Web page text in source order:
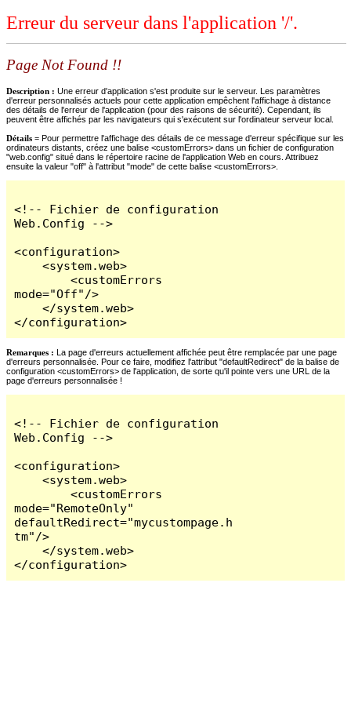
Erreur du serveur dans l'application '/'.
Page Not Found !!
Description : Une erreur d'application s'est produite sur le serveur. Les paramètres
d'erreur personnalisés actuels pour cette application empêchent l'affichage à distance
des détails de l'erreur de l'application (pour des raisons de sécurité). Cependant, ils
peuvent être affichés par les navigateurs qui s'exécutent sur l'ordinateur serveur local.
Détails = Pour permettre l'affichage des détails de ce message d'erreur spécifique sur les
ordinateurs distants, créez une balise <customErrors> dans un fichier de configuration
"web.config" situé dans le répertoire racine de l'application Web en cours. Attribuez
ensuite la valeur "off" à l'attribut "mode" de cette balise <customErrors>.
<!-- Fichier de configuration
Web.Config -->
<configuration>
    <system.web>
        <customErrors
mode="Off"/>
    </system.web>
</configuration>
Remarques : La page d'erreurs actuellement affichée peut être remplacée par une page
d'erreurs personnalisée. Pour ce faire, modifiez l'attribut "defaultRedirect" de la balise de
configuration <customErrors> de l'application, de sorte qu'il pointe vers une URL de la
page d'erreurs personnalisée !
<!-- Fichier de configuration
Web.Config -->
<configuration>
    <system.web>
        <customErrors
mode="RemoteOnly"
defaultRedirect="mycustompage.h
tm"/>
    </system.web>
</configuration>